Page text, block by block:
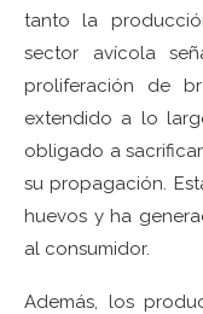
tanto la
sector avícola
proliferación de
extendido a lo
obligado a
su propagación.
huevos y ha
al consumidor.
Además, los